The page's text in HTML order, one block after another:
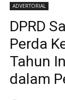
ADVERTORIAL
DPRD
Perda
Tahun
dalam